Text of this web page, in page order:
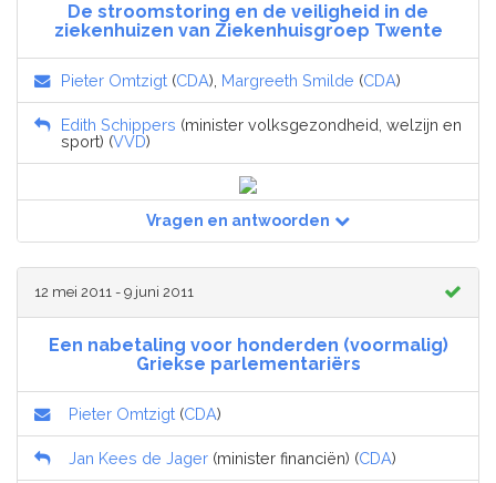
De stroomstoring en de veiligheid in de
ziekenhuizen van Ziekenhuisgroep Twente
Pieter Omtzigt (CDA), Margreeth Smilde (CDA)
Edith Schippers (minister volksgezondheid, welzijn en
sport) (VVD)
Vragen en antwoorden
12 mei 2011 - 9 juni 2011
Een nabetaling voor honderden (voormalig)
Griekse parlementariërs
Pieter Omtzigt (CDA)
Jan Kees de Jager (minister financiën) (CDA)